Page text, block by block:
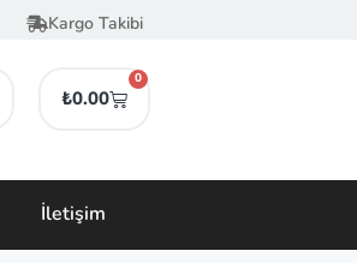
Kargo Takibi
₺0.00
0
İletişim